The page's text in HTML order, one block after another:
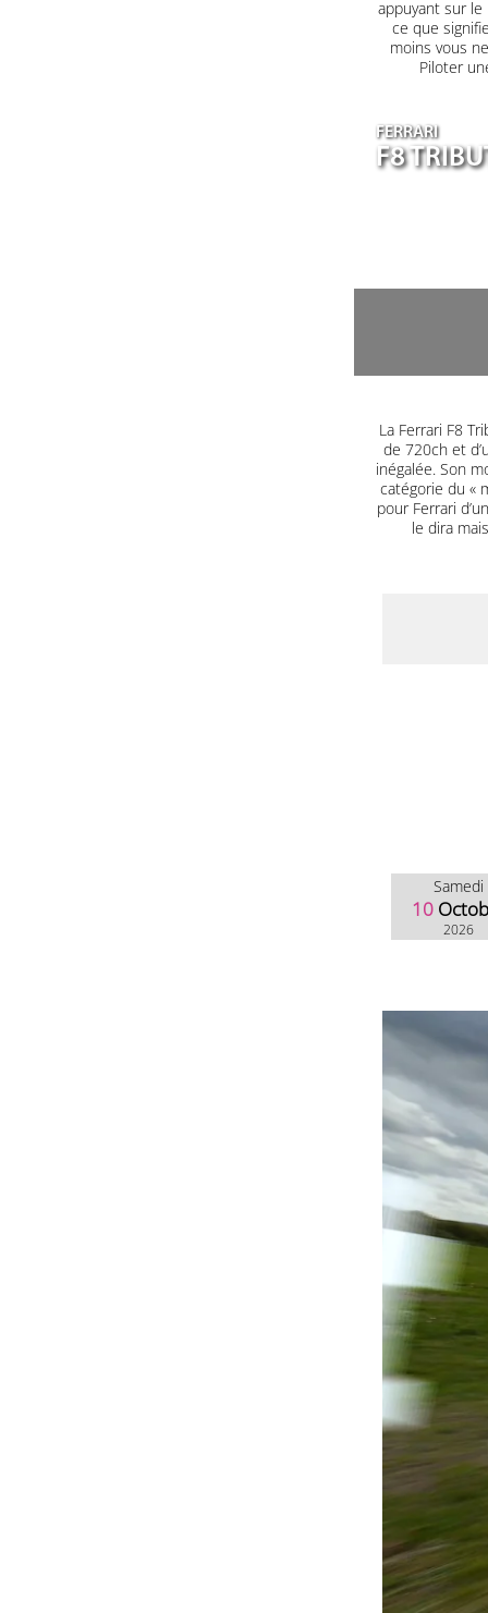
appuyant sur le
ce que
moins vous
Piloter
FERRARI
F8
La Ferrari F8
de 720ch et
inégalée. Son
catégorie du «
pour Ferrari
le dira
Samedi
10
2026